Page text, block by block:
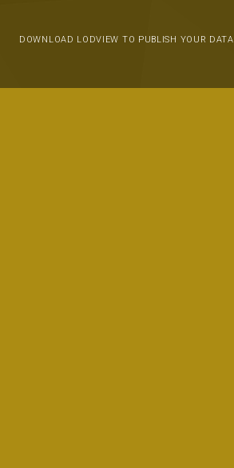
DOWNLOAD LODVIEW TO PUBLISH YOUR DATA